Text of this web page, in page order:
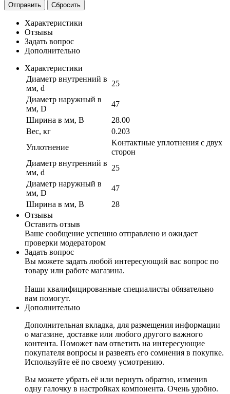
Отправить Сбросить
Характеристики
Отзывы
Задать вопрос
Дополнительно
Характеристики
Диаметр внутренний в
мм, d
25
Диаметр наружный в
мм, D
47
Ширина в мм, B
28.00
Вес, кг
0.203
Уплотнение
Kонтактные уплотнения с двух
сторон
Диаметр внутренний в
мм, d
25
Диаметр наружный в
мм, D
47
Ширина в мм, B
28
Отзывы
Оставить отзыв
Ваше сообщение успешно отправлено и ожидает
проверки модератором
Задать вопрос
Вы можете задать любой интересующий вас вопрос по
товару или работе магазина.
Наши квалифицированные специалисты обязательно
вам помогут.
Дополнительно
Дополнительная вкладка, для размещения информации
о магазине, доставке или любого другого важного
контента. Поможет вам ответить на интересующие
покупателя вопросы и развеять его сомнения в покупке.
Используйте её по своему усмотрению.
Вы можете убрать её или вернуть обратно, изменив
одну галочку в настройках компонента. Очень удобно.